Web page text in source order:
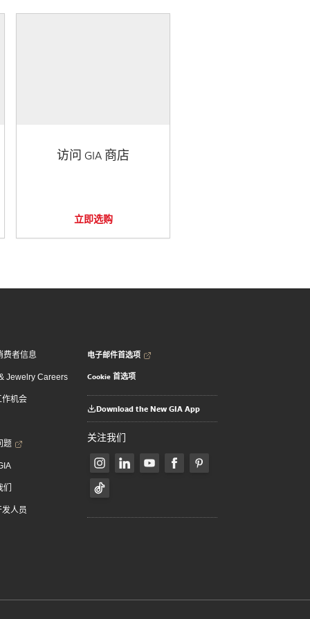
访问 GIA 商店
立即选购
费者信息
Jewelry Careers
作机会
题
发人员
电子邮件首选项
Cookie 首选项
Download the New GIA App
关注我们